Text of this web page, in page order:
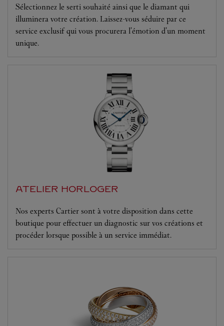
Sélectionnez le serti souhaité ainsi que le diamant qui
illuminera votre création. Laissez-vous séduire par ce
service exclusif qui vous procurera l'émotion d'un moment
unique.
ATELIER HORLOGER
Nos experts Cartier sont à votre disposition dans cette
boutique pour effectuer un diagnostic sur vos créations et
procéder lorsque possible à un service immédiat.